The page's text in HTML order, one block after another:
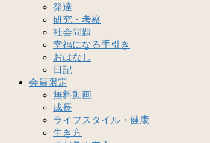
発達
研究・考察
社会問題
幸福になる手引き
おはなし
日記
会員限定
無料動画
成長
ライフスタイル・健康
生き方